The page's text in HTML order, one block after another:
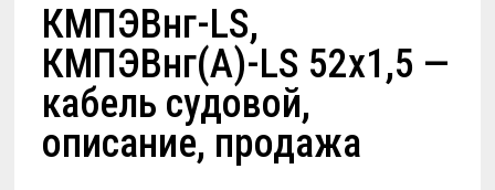
КМПЭВнг-LS,
КМПЭВнг(А)-LS 52х1,5 —
кабель судовой,
описание, продажа